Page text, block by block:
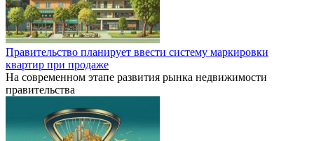
Правительство планирует ввести систему маркировки
квартир при продаже
На современном этапе развития рынка недвижимости
правительства